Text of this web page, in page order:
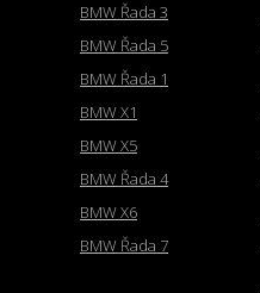
BMW Řada 3
BMW Řada 5
BMW Řada 1
BMW X1
BMW X5
BMW Řada 4
BMW X6
BMW Řada 7